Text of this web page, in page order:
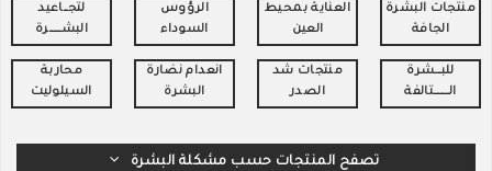
منتجات البشرة
الجافة
للبــــشرة
الــــــــــتالفة
العناية بمحيط
العين
منتجات شد
الصدر
الرؤوس
السوداء
انعدام نضارة
البشرة
لتجـــاعيد
البشــــــــرة
محاربة
السيلوليت
تصفح المنتجات حسب مشكلة البشرة